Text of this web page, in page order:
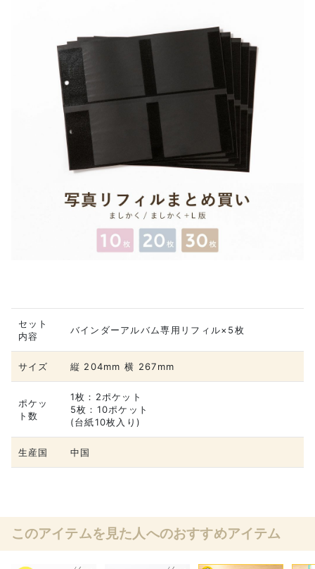
セット
内容
バインダーアルバム専用リフィル×5枚
サイズ 縦 204mm 横 267mm
ポケッ
ト数
1枚：2ポケット
5枚：10ポケット
(台紙10枚入り)
生産国 中国
このアイテムを見た人へのおすすめアイテム